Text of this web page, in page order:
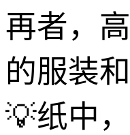
再者，
的服装
💡纸中